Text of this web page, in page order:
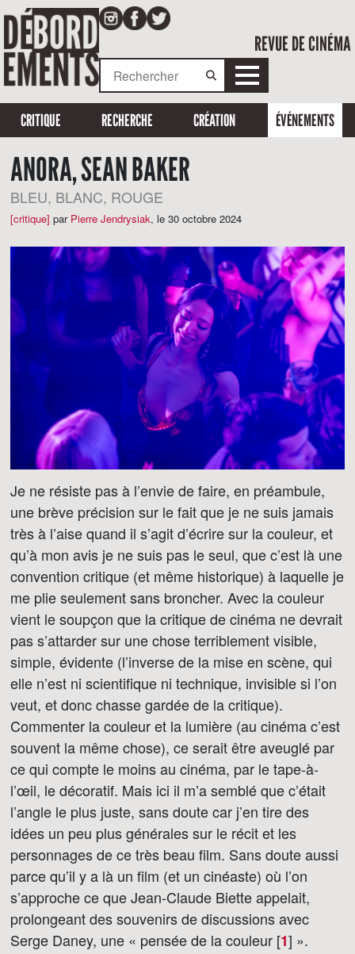
REVUE DE CINÉMA
CRITIQUE RECHERCHE CRÉATION ÉVÉNEMENTS
ANORA, SEAN BAKER
BLEU, BLANC, ROUGE
[critique] par Pierre Jendrysiak, le 30 octobre 2024
Je ne résiste pas à l’envie de faire, en préambule,
une brève précision sur le fait que je ne suis jamais
très à l’aise quand il s’agit d’écrire sur la couleur, et
qu’à mon avis je ne suis pas le seul, que c’est là une
convention critique (et même historique) à laquelle je
me plie seulement sans broncher. Avec la couleur
vient le soupçon que la critique de cinéma ne devrait
pas s’attarder sur une chose terriblement visible,
simple, évidente (l’inverse de la mise en scène, qui
elle n’est ni scientifique ni technique, invisible si l’on
veut, et donc chasse gardée de la critique).
Commenter la couleur et la lumière (au cinéma c’est
souvent la même chose), ce serait être aveuglé par
ce qui compte le moins au cinéma, par le tape-à-
l’œil, le décoratif. Mais ici il m’a semblé que c’était
l’angle le plus juste, sans doute car j’en tire des
idées un peu plus générales sur le récit et les
personnages de ce très beau film. Sans doute aussi
parce qu’il y a là un film (et un cinéaste) où l’on
s’approche ce que Jean-Claude Biette appelait,
prolongeant des souvenirs de discussions avec
Serge Daney, une « pensée de la couleur [1] ».